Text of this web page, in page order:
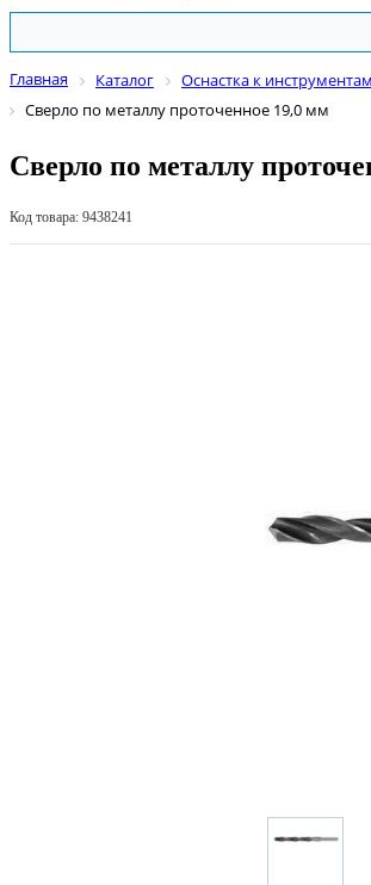
Главная Каталог Оснастка к
Сверло по металлу проточенное 19,0 мм
Сверло по металлу
Код товара: 9438241